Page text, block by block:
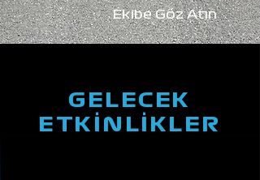
Ekibe Göz Atın
GELECEK
ETKİNLİKLER